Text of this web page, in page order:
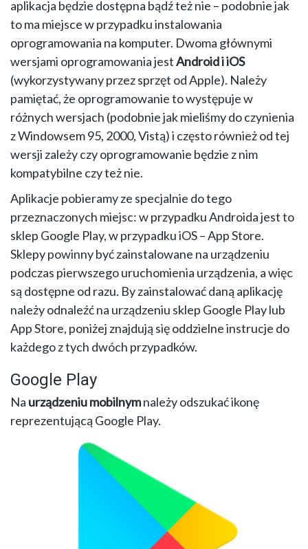
aplikacja będzie dostępna bądź też nie – podobnie jak
to ma miejsce w przypadku instalowania
oprogramowania na komputer. Dwoma głównymi
wersjami oprogramowania jestAndroid i iOS
(wykorzystywany przez sprzęt od Apple). Należy
pamiętać, że oprogramowanie to występuje w
różnych wersjach (podobnie jak mieliśmy do czynienia
z Windowsem 95, 2000, Vistą) i często również od tej
wersji zależy czy oprogramowanie będzie z nim
kompatybilne czy też nie.
Aplikacje pobieramy ze specjalnie do tego
przeznaczonych miejsc: w przypadku Androida jest to
sklep Google Play, w przypadku iOS – App Store.
Sklepy powinny być zainstalowane na urządzeniu
podczas pierwszego uruchomienia urządzenia, a więc
są dostępne od razu. By zainstalować daną aplikację
należy odnaleźć na urządzeniu sklep Google Play lub
App Store, poniżej znajdują się oddzielne instrucje do
każdego z tych dwóch przypadków.
Google Play
Na urządzeniu mobilnymnależy odszukać ikonę
reprezentującą Google Play.